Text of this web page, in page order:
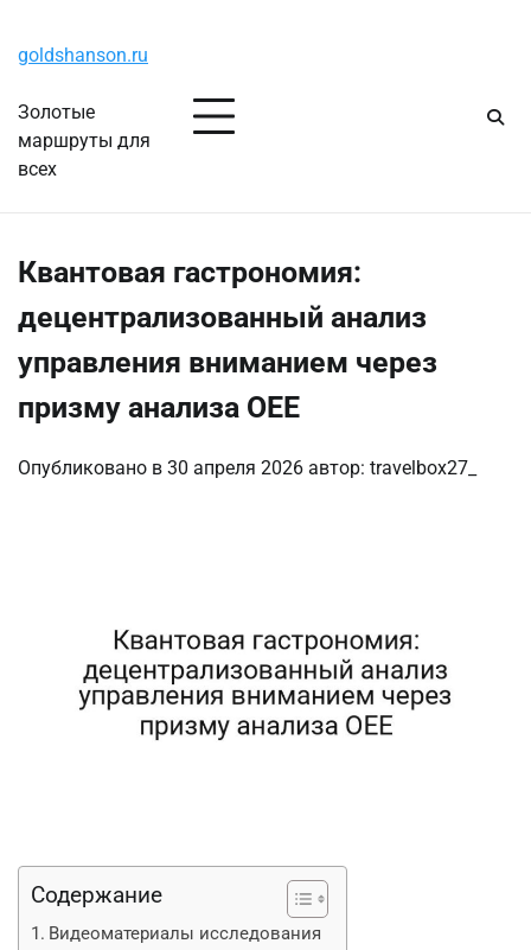
содержимому
goldshanson.ru
Золотые
маршруты для
всех
Квантовая гастрономия:
децентрализованный анализ
управления вниманием через
призму анализа OEE
Опубликовано в 30 апреля 2026 автор: travelbox27_
Содержание
Видеоматериалы исследования